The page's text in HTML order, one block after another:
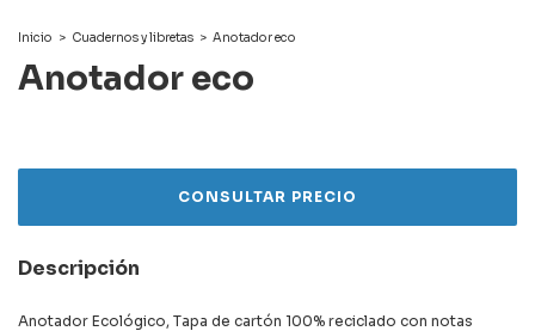
Inicio > Cuadernos y libretas > Anotador eco
Anotador eco
Descripción
Anotador Ecológico, Tapa de cartón 100% reciclado con notas